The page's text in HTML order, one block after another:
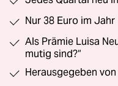
Nur 38 Euro im Jahr
Als Prämie Luisa
mutig sind?“
Herausgegeben